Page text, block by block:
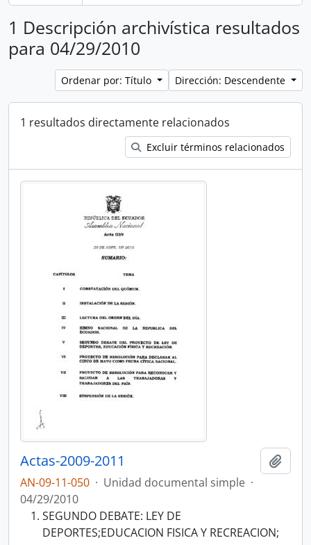
1 Descripción archivística resultados
para 04/29/2010
Ordenar por: Título Dirección: Descendente
1 resultados directamente relacionados
Excluir términos relacionados
Actas-2009-2011
AN-09-11-050 · Unidad documental simple ·
04/29/2010
SEGUNDO DEBATE: LEY DE
DEPORTES;EDUCACION FISICA Y RECREACION;